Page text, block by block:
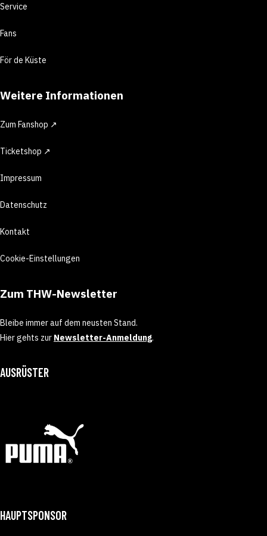
Service
Fans
För de Küste
Weitere Informationen
Zum Fanshop ↗
Ticketshop ↗
Impressum
Datenschutz
Kontakt
Cookie-Einstellungen
Zum THW-Newsletter
Bleibe immer auf dem neusten Stand.
Hier gehts zur Newsletter-Anmeldung.
AUSRÜSTER
HAUPTSPONSOR